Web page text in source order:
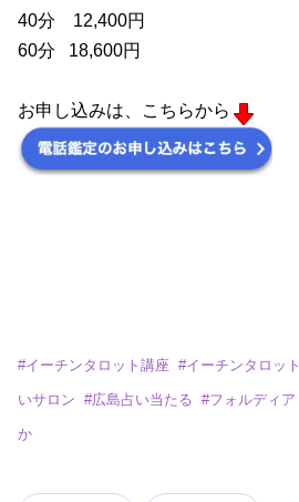
40分 12,400円
60分 18,600円
お申し込みは、こちらから
#イーチンタロット講座 #イーチンタロット
いサロン #広島占い当たる #フォルディア
か